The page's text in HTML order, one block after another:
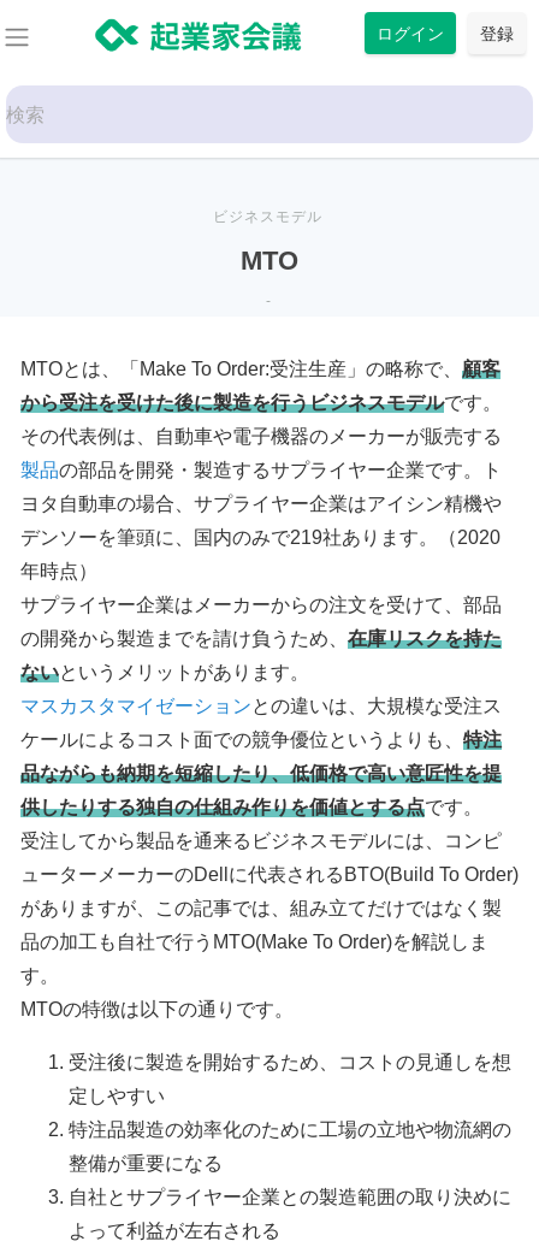
ン
テ
ン
Search
for:
ログイン 登録
ビジネスモデル
MTO
-
MTOとは、「Make To Order:受注生産」の略称で、 顧客
から受注を受けた後に製造を行うビジネスモデルです。
その代表例は、自動車や電子機器のメーカーが販売する
製品の部品を開発・製造するサプライヤー企業です。ト
ヨタ自動車の場合、サプライヤー企業はアイシン精機や
デンソーを筆頭に、国内のみで219社あります。（2020
年時点）
サプライヤー企業はメーカーからの注文を受けて、部品
の開発から製造までを請け負うため、 在庫リスクを持た
ないというメリットがあります。
マスカスタマイゼーションとの違いは、大規模な受注ス
ケールによるコスト面での競争優位というよりも、 特注
品ながらも納期を短縮したり、低価格で高い意匠性を提
供したりする独自の仕組み作りを価値とする点です。
受注してから製品を通来るビジネスモデルには、コンピ
ューターメーカーのDellに代表されるBTO(Build To Order)
がありますが、この記事では、組み立てだけではなく製
品の加工も自社で行うMTO(Make To Order)を解説しま
す。
MTOの特徴は以下の通りです。
受注後に製造を開始するため、コストの見通しを想
定しやすい
特注品製造の効率化のために工場の立地や物流網の
整備が重要になる
自社とサプライヤー企業との製造範囲の取り決めに
よって利益が左右される